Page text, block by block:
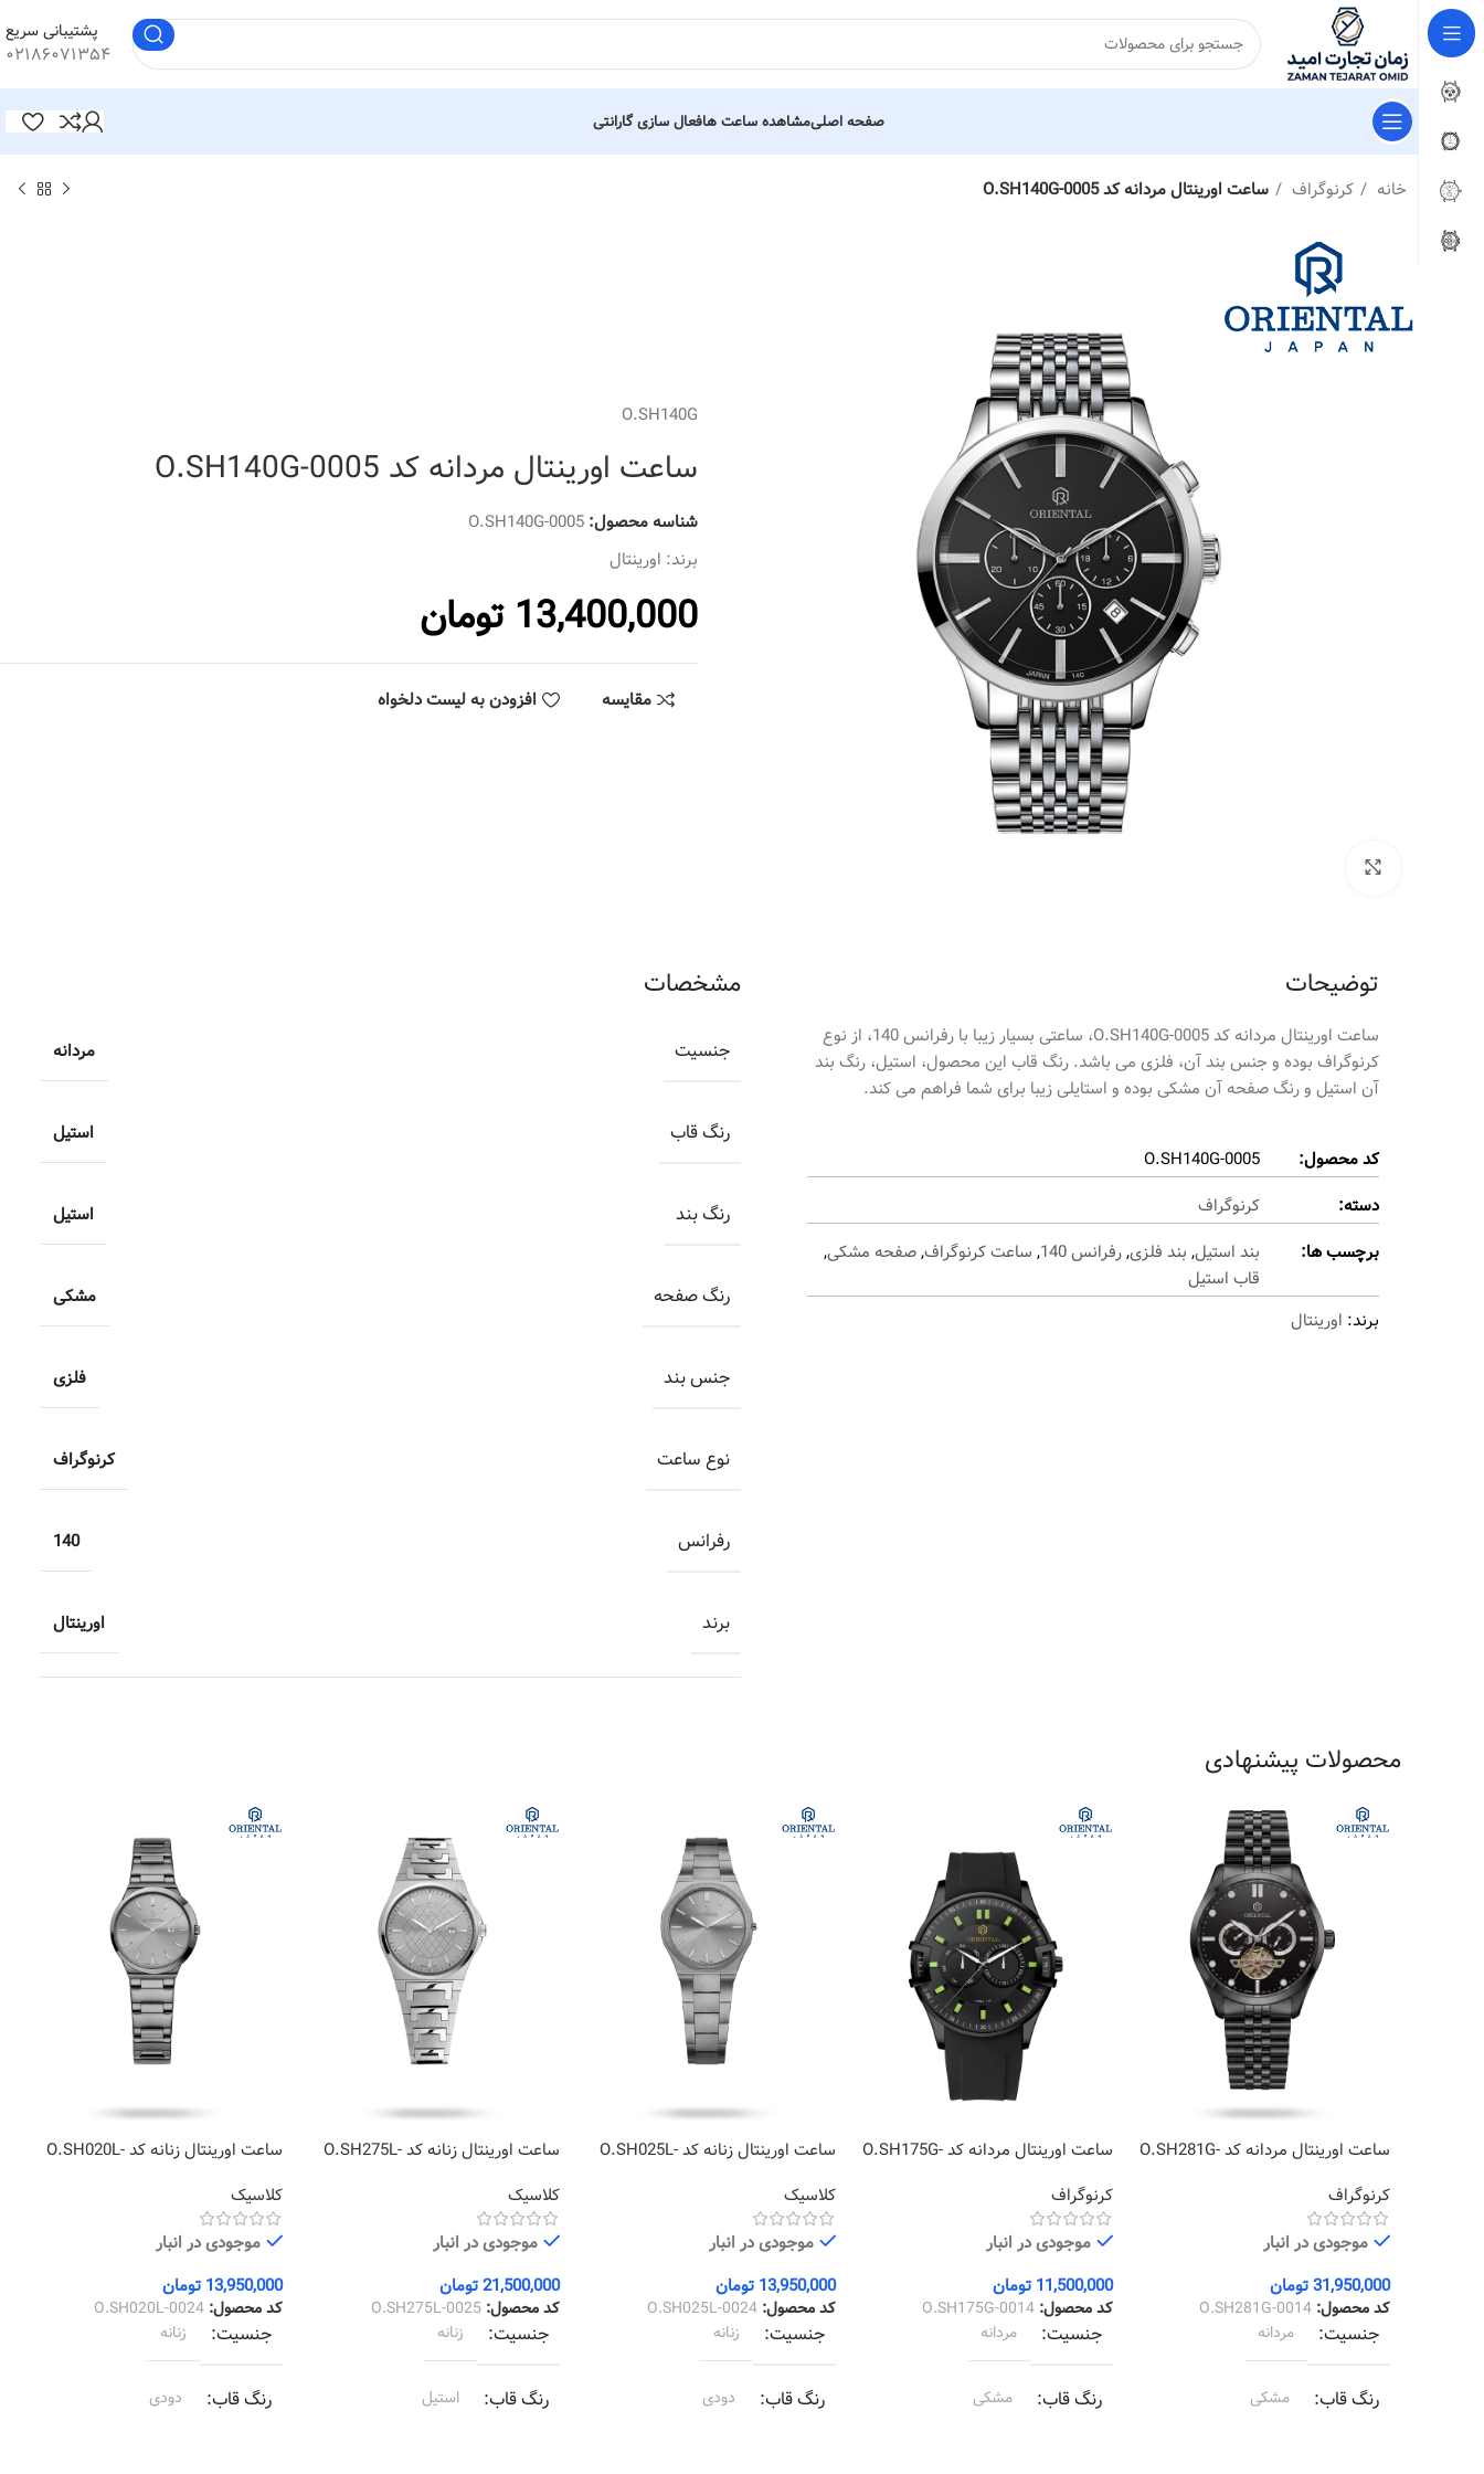
پشتیبانی سریع
۰۲۱۸۶۰۷۱۳۵۴
صفحه اصلیمشاهده ساعت هافعال سازی گارانتی
خانه کرنوگراف ساعت اورینتال مردانه کد O.SH140G-0005
O.SH140G
ساعت اورینتال مردانه کد O.SH140G-0005
شناسه محصول: O.SH140G-0005
برند: اورینتال
13,400,000 تومان
مقایسه افزودن به لیست دلخواه
توضیحات
ساعت اورینتال مردانه کد O.SH140G-0005، ساعتی بسیار زیبا با رفرانس 140، از نوع
کرنوگراف بوده و جنس بند آن، فلزی می باشد. رنگ قاب این محصول، استیل، رنگ بند
آن استیل و رنگ صفحه آن مشکی بوده و استایلی زیبا برای شما فراهم می کند.
کد محصول:
O.SH140G-0005
دسته:
کرنوگراف
برچسب ها:
بند استیل, بند فلزی,رفرانس 140 , ساعت کرنوگراف,صفحه مشکی,
قاب استیل
برند: اورینتال
مشخصات
جنسیت مردانه
رنگ قاب استیل
رنگ بند استیل
رنگ صفحه مشکی
جنس بند فلزی
نوع ساعت کرنوگراف
رفرانس 140
برند اورینتال
محصولات پیشنهادی
ساعت اورینتال مردانه کد O.SH281G-
کرنوگراف
موجودی در انبار
31,950,000تومان
کد محصول: O.SH281G-0014
جنسیت مردانه
رنگ قاب مشکی
ساعت اورینتال مردانه کد O.SH175G-
کرنوگراف
موجودی در انبار
11,500,000 تومان
کد محصول: O.SH175G-0014
جنسیت مردانه
رنگ قاب مشکی
ساعت اورینتال زنانه کد O.SH025L-
کلاسیک
موجودی در انبار
13,950,000 تومان
کد محصول: O.SH025L-0024
جنسیت زنانه
رنگ قاب دودی
ساعت اورینتال زنانه کد O.SH275L-
کلاسیک
موجودی در انبار
21,500,000تومان
کد محصول: O.SH275L-0025
جنسیت زنانه
رنگ قاب استیل
ساعت اورینتال زنانه کد O.SH020L-
کلاسیک
موجودی در انبار
13,950,000 تومان
کد محصول:O.SH020L-0024
جنسیت زنانه
رنگ قاب دودی